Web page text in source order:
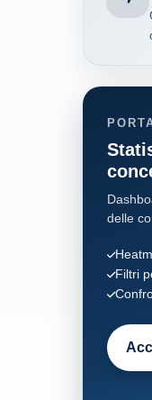
San
Santa
Sellia
delle
Filtri